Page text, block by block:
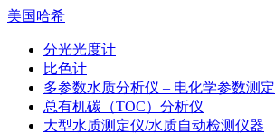
美国哈希
分光光度计
比色计
多参数水质分析仪 – 电化学参数测定
总有机碳（TOC）分析仪
大型水质测定仪/水质自动检测仪器